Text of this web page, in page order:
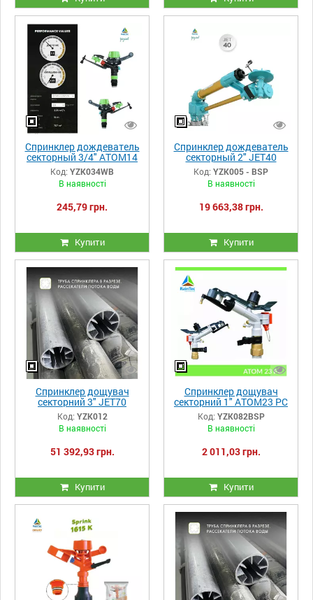
Спринклер дождеватель
секторный 3/4" ATOM14
WWB Yuzuak
Код: YZK034WB
В наявності
245,79 грн.
Купити
Спринклер дождеватель
секторный 2" JET40
Yuzuak
Код: YZK005 - BSP
В наявності
19 663,38 грн.
Купити
Спринклер дощувач
секторний 3" JET70
Yuzuak
Код: YZK012
В наявності
51 392,93 грн.
Купити
Спринклер дощувач
секторний 1" ATOM23 PC
бронзовий фіксатор
Код: YZK082BSP
В наявності
2 011,03 грн.
Купити